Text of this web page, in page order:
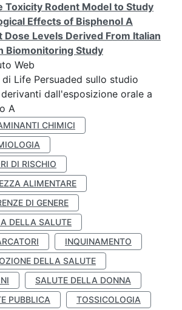
Toxicity Rodent Model to Study
Effects of Bisphenol A
Dose Levels Derived From Italian
Biomonitoring Study
Web
di Life Persuaded sullo studio
dall'esposizione orale a
A
CHIMICI
DI RISCHIO
ALIMENTARE
DI GENERE
DELLA SALUTE
INQUINAMENTO
DELLA SALUTE
SALUTE DELLA DONNA
PUBBLICA
TOSSICOLOGIA